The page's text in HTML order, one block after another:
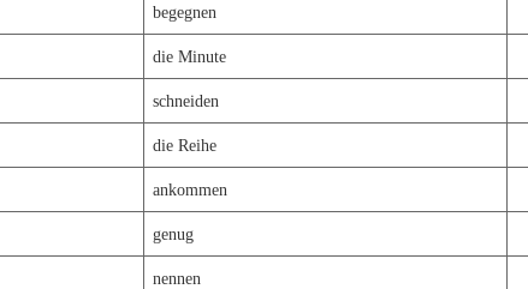
begegnen
die Minute
schneiden
die Reihe
ankommen
genug
nennen